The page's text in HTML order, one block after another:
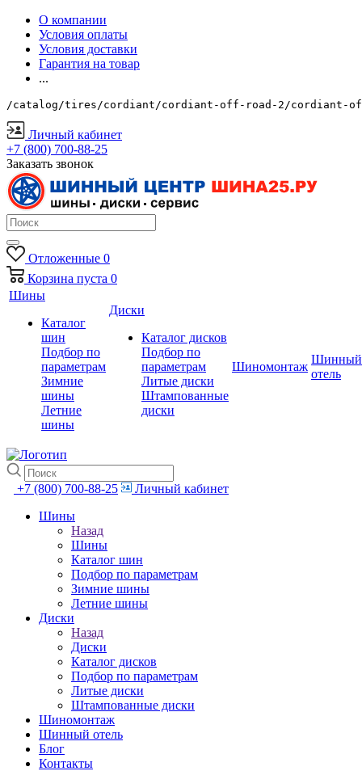
О компании
Условия оплаты
Условия доставки
Гарантия на товар
...
/catalog/tires/cordiant/cordiant-off-road-2/cordiant-
Личный кабинет
+7 (800) 700-88-25
Заказать звонок
Отложенные 0
Корзина пуста 0
Шины
Каталог
шин
Подбор по
параметрам
Зимние
шины
Летние
шины
Диски
Каталог дисков
Подбор по
параметрам
Литые диски
Штампованные
диски
Шиномонтаж
Шинный
отель
+7 (800) 700-88-25
Личный кабинет
Шины
Назад
Шины
Каталог шин
Подбор по параметрам
Зимние шины
Летние шины
Диски
Назад
Диски
Каталог дисков
Подбор по параметрам
Литые диски
Штампованные диски
Шиномонтаж
Шинный отель
Блог
Контакты